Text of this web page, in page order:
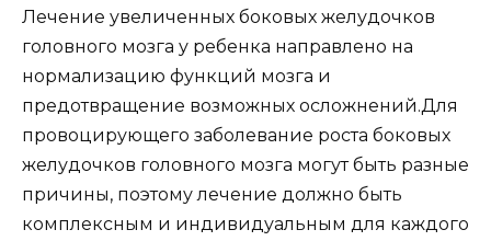
Лечение увеличенных боковых желудочков
головного мозга у ребенка направлено на
нормализацию функций мозга и
предотвращение возможных осложнений.Для
провоцирующего заболевание роста боковых
желудочков головного мозга могут быть разные
причины, поэтому лечение должно быть
комплексным и индивидуальным для каждого